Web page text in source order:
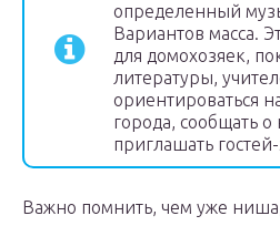
определенный
Вариантов масса.
для домохозяек,
литературы,
ориентироваться
города, сообщать о
приглашать
Важно помнить, чем уже